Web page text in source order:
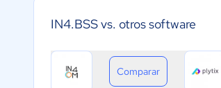
IN4.BSS vs. otros software
Comparar